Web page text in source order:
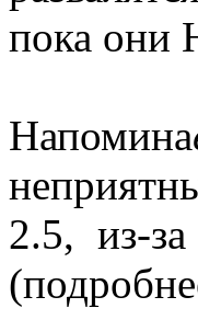
пока они
Напомина
2.5, из-